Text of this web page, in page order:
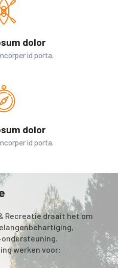
dolor
id porta.
dolor
id porta.
Recreatie draait het om
werken voor: